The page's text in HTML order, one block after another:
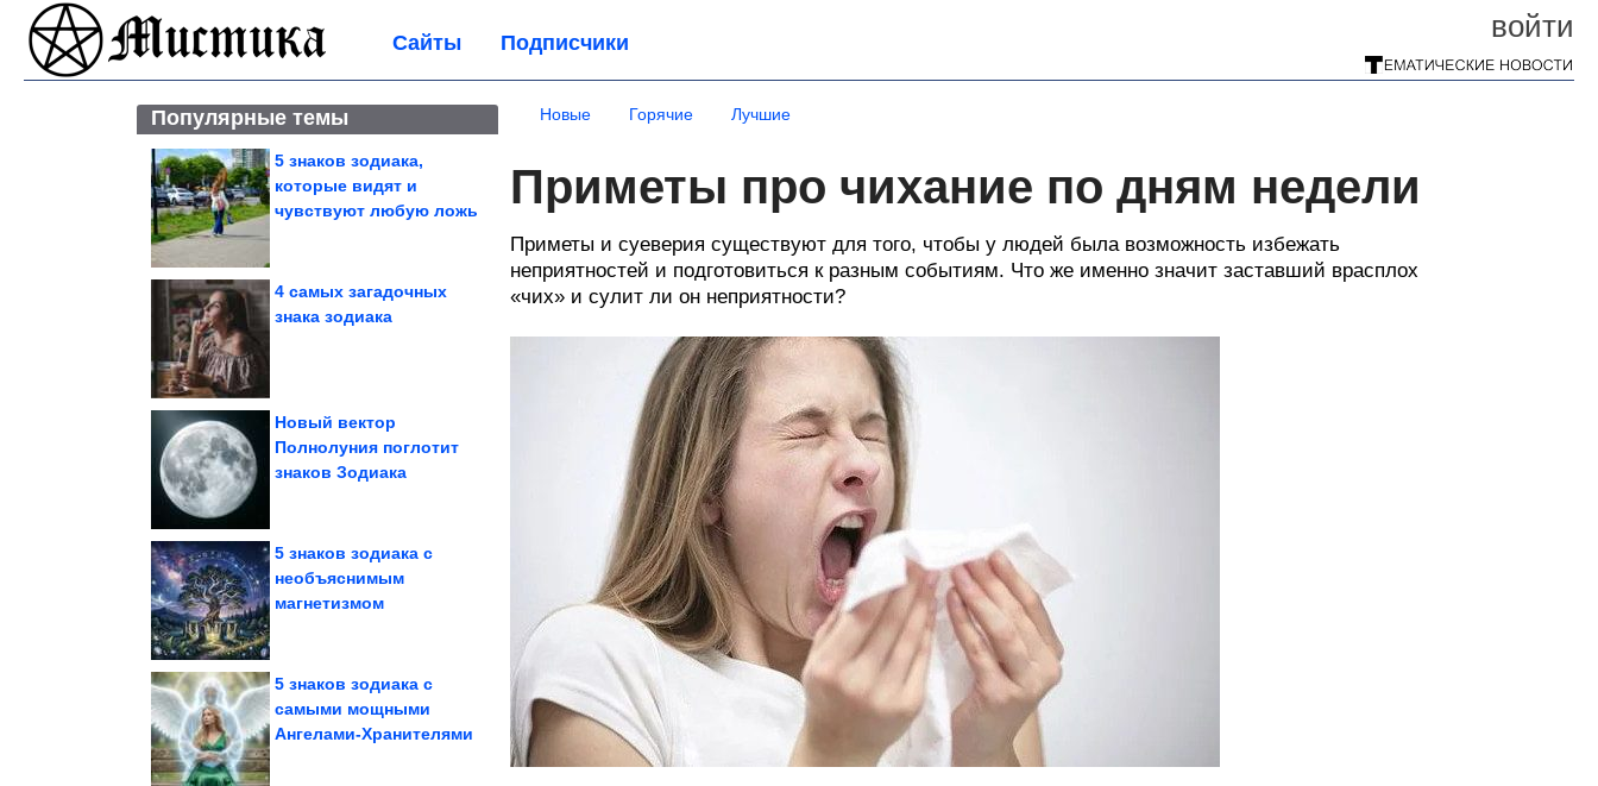
войти
Сайты Подписчики
Популярные темы
5 знаков зодиака,
которые видят и
чувствуют любую ложь
4 самых загадочных
знака зодиака
Новый вектор
Полнолуния поглотит
знаков Зодиака
5 знаков зодиака с
необъяснимым
магнетизмом
5 знаков зодиака с
самыми мощными
Ангелами-Хранителями
Новые Горячие Лучшие
Приметы про чихание по дням недели
Приметы и суеверия существуют для того, чтобы у людей была возможность избежать
неприятностей и подготовиться к разным событиям. Что же именно значит заставший врасплох
«чих» и сулит ли он неприятности?